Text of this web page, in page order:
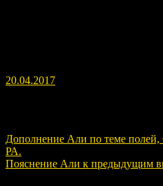
20.04.2017
Дополнение Али по теме
РА.
Пояснение Али к предыдущим